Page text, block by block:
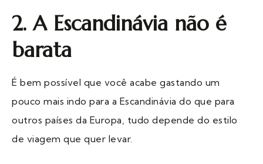
2. A Escandinávia não é
barata
É bem possível que você acabe gastando um
pouco mais indo para a Escandinávia do que para
outros países da Europa, tudo depende do estilo
de viagem que quer levar.